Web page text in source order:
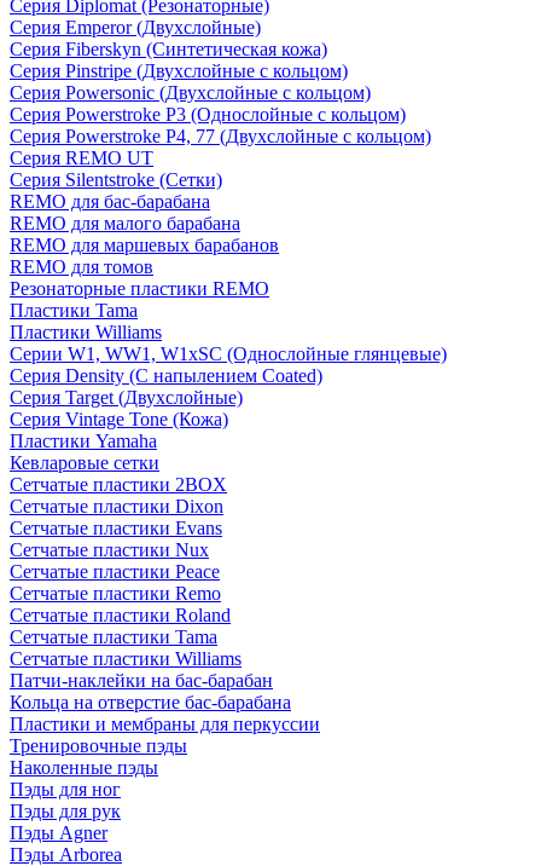
Серия Diplomat (Резонаторные)
Серия Emperor (Двухслойные)
Серия Fiberskyn (Синтетическая кожа)
Серия Pinstripe (Двухслойные с кольцом)
Серия Powersonic (Двухслойные с кольцом)
Серия Powerstroke P3 (Однослойные с кольцом)
Серия Powerstroke P4, 77 (Двухслойные с кольцом)
Серия REMO UT
Серия Silentstroke (Сетки)
REMO для бас-барабана
REMO для малого барабана
REMO для маршевых барабанов
REMO для томов
Резонаторные пластики REMO
Пластики Tama
Пластики Williams
Серии W1, WW1, W1xSC (Однослойные глянцевые)
Серия Density (C напылением Coated)
Серия Target (Двухслойные)
Серия Vintage Tone (Кожа)
Пластики Yamaha
Кевларовые сетки
Сетчатые пластики 2BOX
Сетчатые пластики Dixon
Сетчатые пластики Evans
Сетчатые пластики Nux
Сетчатые пластики Peace
Сетчатые пластики Remo
Сетчатые пластики Roland
Сетчатые пластики Tama
Сетчатые пластики Williams
Патчи-наклейки на бас-барабан
Кольца на отверстие бас-барабана
Пластики и мембраны для перкуссии
Тренировочные пэды
Наколенные пэды
Пэды для ног
Пэды для рук
Пэды Agner
Пэды Arborea